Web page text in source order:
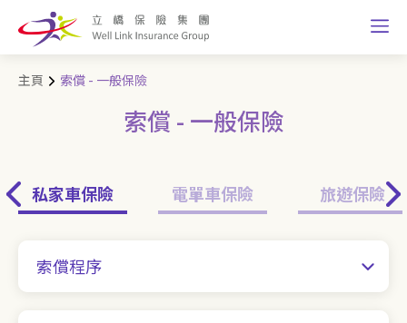
主頁 索償 - 一般保險
索償 - 一般保險
私家車保險 電單車保險 旅遊保險
索償程序